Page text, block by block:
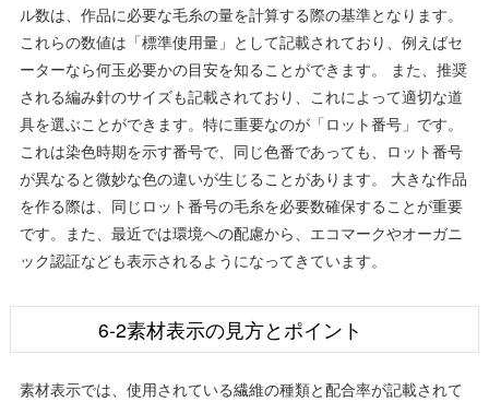
ル数は、作品に必要な毛糸の量を計算する際の基準となります。
これらの数値は「標準使用量」として記載されており、例えばセ
ーターなら何玉必要かの目安を知ることができます。 また、推奨
される編み針のサイズも記載されており、これによって適切な道
具を選ぶことができます。特に重要なのが「ロット番号」です。
これは染色時期を示す番号で、同じ色番であっても、ロット番号
が異なると微妙な色の違いが生じることがあります。 大きな作品
を作る際は、同じロット番号の毛糸を必要数確保することが重要
です。また、最近では環境への配慮から、エコマークやオーガニ
ック認証なども表示されるようになってきています。
6-2素材表示の見方とポイント
素材表示では、使用されている繊維の種類と配合率が記載されて